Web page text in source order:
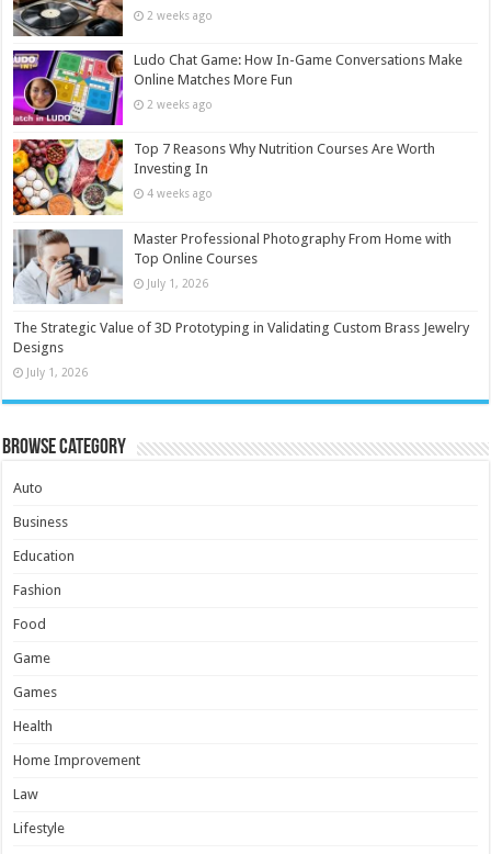
2 weeks ago
Ludo Chat Game: How In-Game Conversations Make
Online Matches More Fun
2 weeks ago
Top 7 Reasons Why Nutrition Courses Are Worth
Investing In
4 weeks ago
Master Professional Photography From Home with
Top Online Courses
July 1, 2026
The Strategic Value of 3D Prototyping in Validating Custom Brass Jewelry
Designs
July 1, 2026
Browse Category
Auto
Business
Education
Fashion
Food
Game
Games
Health
Home Improvement
Law
Lifestyle